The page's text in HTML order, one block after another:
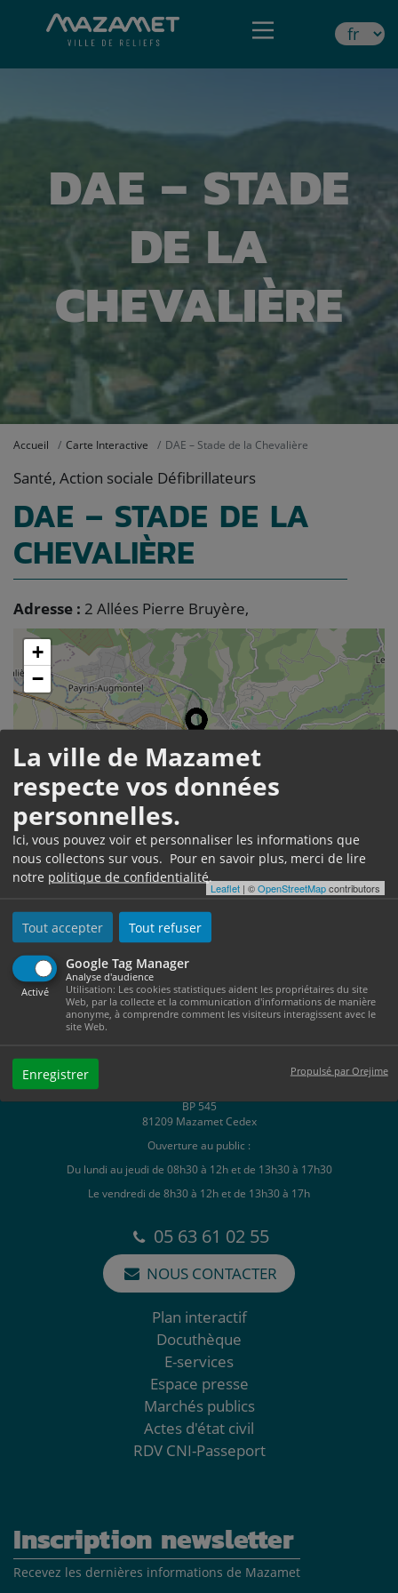
La ville de Mazamet
respecte vos données
personnelles.
Ici, vous pouvez voir et personnaliser les informations que
nous collectons sur vous. Pour en savoir plus, merci de lire
notre politique de confidentialité.
Tout accepter Tout refuser
Google Tag Manager
Activé
Analyse d'audience
Utilisation: Les cookies statistiques aident les propriétaires du site
Web, par la collecte et la communication d'informations de manière
anonyme, à comprendre comment les visiteurs interagissent avec le
site Web.
Enregistrer Propulsé par Orejime
DAE – STADE
DE LA
CHEVALIÈRE
Accueil Carte Interactive DAE – Stade de la Chevalière
Santé, Action sociale Défibrillateurs
DAE – STADE DE LA
CHEVALIÈRE
Adresse : 2 Allées Pierre Bruyère,
+
−
Leaflet | ©OpenStreetMapcontributors
BP 545
81209 Mazamet Cedex
Ouverture au public :
Du lundi au jeudi de 08h30 à 12h et de 13h30 à 17h30
Le vendredi de 8h30 à 12h et de 13h30 à 17h
05 63 61 02 55
NOUS CONTACTER
Plan interactif
Docuthèque
E-services
Espace presse
Marchés publics
Actes d'état civil
RDV CNI-Passeport
Inscription newsletter
Recevez les dernières informations de Mazamet